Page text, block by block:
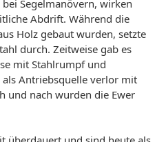
Segelmanövern, wirken
Abdrift. Während die
Holz gebaut wurden, setzte
durch. Zeitweise gab es
mit Stahlrumpf und
als Antriebsquelle verlor mit
und nach wurden die Ewer